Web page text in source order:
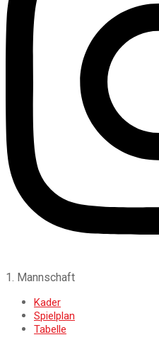
1. Mannschaft
Kader
Spielplan
Tabelle